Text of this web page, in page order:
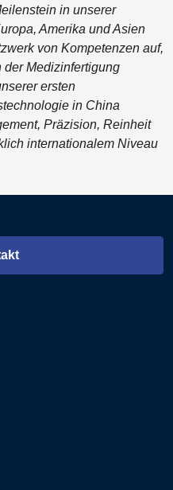
in unserer
Amerika und Asien
von Kompetenzen auf,
der Medizinfertigung
ersten
in China
Präzision, Reinheit
internationalem Niveau